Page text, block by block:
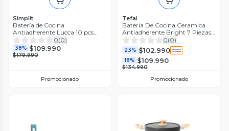
Simplit
Batería de Cocina
Antiadherente Lucca 10 pcs
Simplit
0(0)
38% $109.990
$179.990
Promocionado
Tefal
Bateria De Cocina Ceramica
Antiadherente Bright 7 Piezas
Beige Tefal
0(0)
23% $102.990
18% $109.990
$134.990
Promocionado